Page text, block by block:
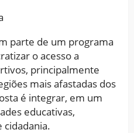
parte de um programa
o acesso a
principalmente
mais afastadas dos
é integrar, em um
educativas,
cidadania.